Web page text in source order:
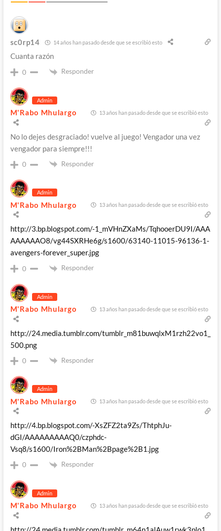
sc0rp14 14 años han pasado desde que se escribió esto
Cuanta razón
0 Responder
Admin
M'Rabo Mhulargo 13 años han pasado desde que se escribió esto
No lo dejes desgraciado! vuelve al juego! Vengador una vez
vengador para siempre!!!
0 Responder
Admin
M'Rabo Mhulargo 13 años han pasado desde que se escribió esto
http://3.bp.blogspot.com/-1_mVHnZXaMs/TqhooerDU9I/AAA
AAAAAAO8/vg44SXRHe6g/s1600/63140-11015-96136-1-
avengers-forever_super.jpg
0 Responder
Admin
M'Rabo Mhulargo 13 años han pasado desde que se escribió esto
http://24.media.tumblr.com/tumblr_m81buwqlxM1rzh22vo1_
500.png
0 Responder
Admin
M'Rabo Mhulargo 13 años han pasado desde que se escribió esto
http://4.bp.blogspot.com/-XsZFZ2ta9Zs/ThtphJu-
dGI/AAAAAAAAAQ0/czphdc-
Vsq8/s1600/Iron%2BMan%2Bpage%2B1.jpg
0 Responder
Admin
M'Rabo Mhulargo 13 años han pasado desde que se escribió esto